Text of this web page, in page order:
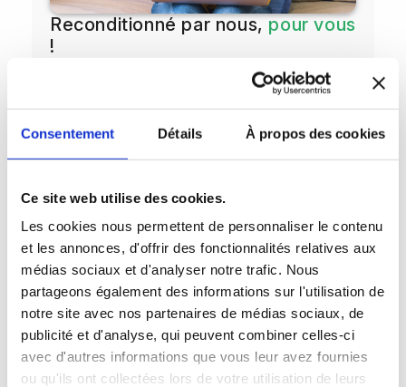
Consentement Détails À propos des cookies
Ce site web utilise des cookies.
Les cookies nous permettent de personnaliser le contenu
et les annonces, d'offrir des fonctionnalités relatives aux
médias sociaux et d'analyser notre trafic. Nous
partageons également des informations sur l'utilisation de
notre site avec nos partenaires de médias sociaux, de
publicité et d'analyse, qui peuvent combiner celles-ci
avec d'autres informations que vous leur avez fournies
ou qu'ils ont collectées lors de votre utilisation de leurs
Reconditionné par nous, pour vous
!
appareil est remis à neuf par nos
directement chez le reconditionneur, pas
Responsable et malin
respect de la planète
Découvrez aussi nos
ordinateurs de bureau
iMac et Mac mini reconditionnés